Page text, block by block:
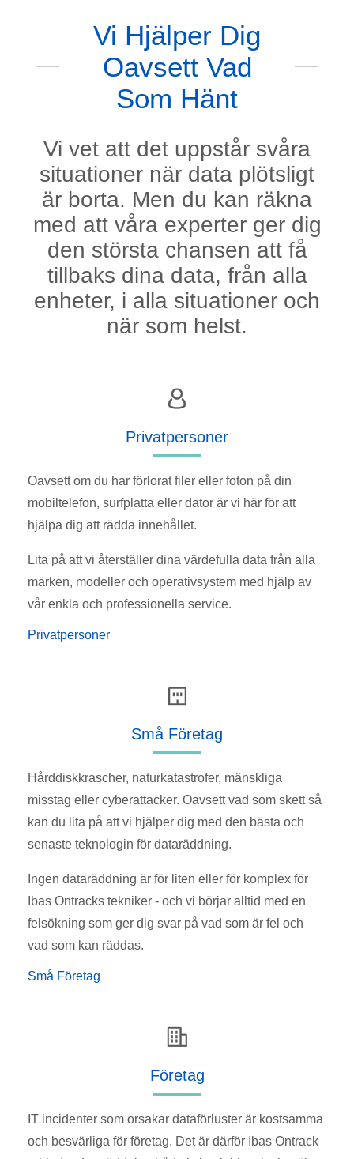
Vi Hjälper Dig
Oavsett Vad
Som Hänt
Vi vet att det uppstår svåra
situationer när data plötsligt
är borta. Men du kan räkna
med att våra experter ger dig
den största chansen att få
tillbaks dina data, från alla
enheter, i alla situationer och
när som helst.
Privatpersoner
Oavsett om du har förlorat filer eller foton på din
mobiltelefon, surfplatta eller dator är vi här för att
hjälpa dig att rädda innehållet.
Lita på att vi återställer dina värdefulla data från alla
märken, modeller och operativsystem med hjälp av
vår enkla och professionella service.
Privatpersoner
Små Företag
Hårddiskkrascher, naturkatastrofer, mänskliga
misstag eller cyberattacker. Oavsett vad som skett så
kan du lita på att vi hjälper dig med den bästa och
senaste teknologin för dataräddning.
Ingen dataräddning är för liten eller för komplex för
Ibas Ontracks tekniker - och vi börjar alltid med en
felsökning som ger dig svar på vad som är fel och
vad som kan räddas.
Små Företag
Företag
IT incidenter som orsakar dataförluster är kostsamma
och besvärliga för företag. Det är därför Ibas Ontrack